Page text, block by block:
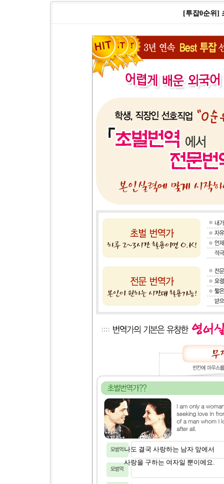
[투잡0순위]
나도 결국 사랑하는 남자 앞에서
사랑을 구하는 여자일 뿐이에요.